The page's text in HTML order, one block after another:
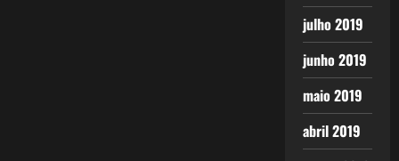
julho 2019
junho 2019
maio 2019
abril 2019